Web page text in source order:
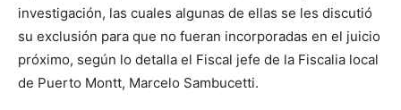
investigación, las cuales algunas de ellas se les discutió
su exclusión para que no fueran incorporadas en el juicio
próximo, según lo detalla el Fiscal jefe de la Fiscalia local
de Puerto Montt, Marcelo Sambucetti.